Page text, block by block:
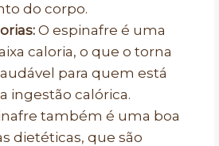
do corpo.
O espinafre é uma
caloria, o que o torna
para quem está
ingestão calórica.
também é uma boa
dietéticas, que são